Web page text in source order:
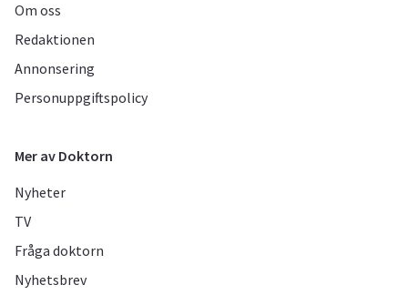
Om oss
Redaktionen
Annonsering
Personuppgiftspolicy
Mer av Doktorn
Nyheter
TV
Fråga doktorn
Nyhetsbrev